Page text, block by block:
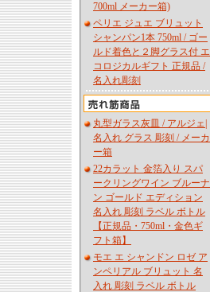
700ml メーカー箱)
ペリエ ジュエ ブリュット
シャンパン1本 750ml / ゴー
ルド着色と２脚グラス付 エ
コロジカルギフト 正規品 /
名入れ彫刻
丸型ガラス灰皿 / アルジェ|
名入れ グラス 彫刻 / メーカ
ー箱
22カラット 金箔入り スパ
ークリングワイン ブルーナ
ン ゴールド エディション
名入れ 彫刻 ラベル ボトル
【正規品・750ml・金色ギ
フト箱】
モエ エ シャンドン ロゼ ア
ンペリアル ブリュット 名
入れ 彫刻 ラベル ボトル